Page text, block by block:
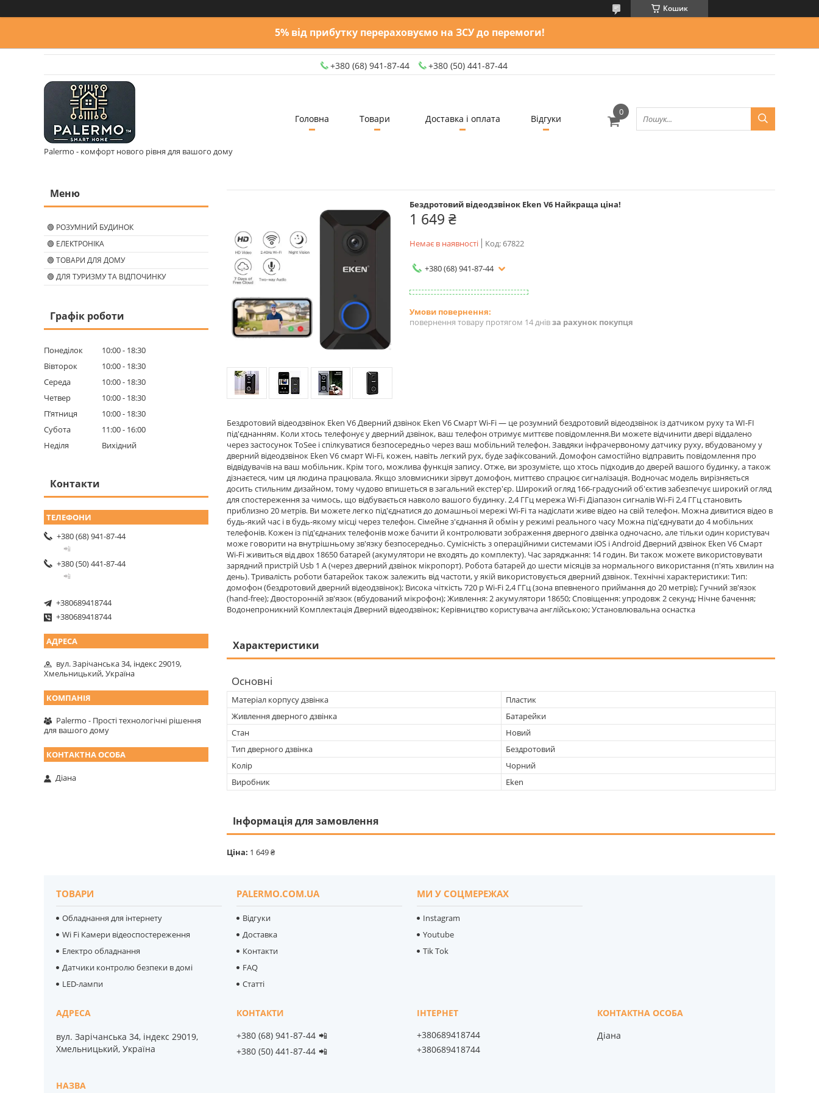
Кошик
5% від прибутку перераховуємо на ЗСУ до перемоги!
+380 (68) 941-87-44 +380 (50) 441-87-44
Palermo - комфорт нового рівня для вашого дому
Головна Товари Доставка і оплата Відгуки
Бездротовий відеодзвінок Eken V6 Найкраща ціна!
1 649 ₴
Немає в наявності Код:67822
+380 (68) 941-87-44
повернення товару протягом 14 днівза рахунок покупця
Бездротовий відеодзвінок Eken V6 Дверний дзвінок Eken V6 Смарт Wi-Fi — це розумний бездротовий відеодзвінок із датчиком руху та WI-FI
під'єднанням. Коли хтось телефонує у дверний дзвінок, ваш телефон отримує миттєве повідомлення.Ви можете відчинити двері віддалено
через застосунок ToSee і спілкуватися безпосередньо через ваш мобільний телефон. Завдяки інфрачервоному датчику руху, вбудованому у
дверний відеодзвінок Eken V6 смарт Wi-Fi, кожен, навіть легкий рух, буде зафіксований. Домофон самостійно відправить повідомлення про
відвідувачів на ваш мобільник. Крім того, можлива функція запису. Отже, ви зрозумієте, що хтось підходив до дверей вашого будинку, а також
дізнаєтеся, чим ця людина працювала. Якщо зловмисники зірвут домофон, миттєво спрацює сигналізація. Водночас модель вирізняється
досить стильним дизайном, тому чудово впишеться в загальний екстер'єр. Широкий огляд 166-градусний об'єктив забезпечує широкий огляд
для спостереження за чимось, що відбувається навколо вашого будинку. 2,4 ГГц мережа Wi-Fi Діапазон сигналів Wi-Fi 2,4 ГГц становить
приблизно 20 метрів. Ви можете легко під'єднатися до домашньої мережі Wi-Fi та надіслати живе відео на свій телефон. Можна дивитися відео в
будь-який час і в будь-якому місці через телефон. Сімейне з'єднання й обмін у режимі реального часу Можна під'єднувати до 4 мобільних
телефонів. Кожен із під'єднаних телефонів може бачити й контролювати зображення дверного дзвінка одночасно, але тільки один користувач
може говорити на внутрішньому зв'язку безпосередньо. Сумісність з операційними системами iOS і Android Дверний дзвінок Eken V6 Смарт
Wi-Fi живиться від двох 18650 батарей (акумулятори не входять до комплекту). Час заряджання: 14 годин. Ви також можете використовувати
зарядний пристрій Usb 1 А (через дверний дзвінок мікропорт). Робота батарей до шести місяців за нормального використання (п'ять хвилин на
день). Тривалість роботи батарейок також залежить від частоти, у якій використовується дверний дзвінок. Технічні характеристики: Тип:
домофон (бездротовий дверний відеодзвінок); Висока чіткість 720 p Wi-Fi 2,4 ГГц (зона впевненого приймання до 20 метрів); Гучний зв'язок
(hand-free); Двосторонній зв'язок (вбудований мікрофон); Живлення: 2 акумулятори 18650; Сповіщення: упродовж 2 секунд; Нічне бачення;
Водонепроникний Комплектація Дверний відеодзвінок; Керівництво користувача англійською; Установлювальна оснастка
Характеристики
Основні
Матеріал корпусу дзвінка
Пластик
Живлення дверного дзвінка
Батарейки
Стан
Новий
Тип дверного дзвінка
Бездротовий
Колір
Чорний
Виробник
Eken
Інформація для замовлення
Ціна: 1 649 ₴
🟢 РОЗУМНИЙ БУДИНОК
🟢 ЕЛЕКТРОНІКА
🟢 ТОВАРИ ДЛЯ ДОМУ
🟢 ДЛЯ ТУРИЗМУ ТА ВІДПОЧИНКУ
Графік роботи
Понеділок 10:00
18:30
Вівторок
10:00
18:30
Середа
10:00
18:30
Четвер
10:00
18:30
Пʼятниця
10:00
18:30
Субота
11:00
16:00
Неділя
Вихідний
Контакти
+380 (68) 941-87-44
📲
+380 (50) 441-87-44
📲
+380689418744
+380689418744
вул. Зарічанська 34, індекс 29019,
Хмельницький, Україна
Palermo - Прості технологічні рішення
для вашого дому
Діана
ТОВАРИ
Обладнання для інтернету
Wi Fi Камери відеоспостереження
Електро обладнання
Датчики контролю безпеки в домі
LED-лампи
PALERMO.COM.UA
Відгуки
Доставка
Контакти
FAQ
Статті
МИ У СОЦМЕРЕЖАХ
Instagram
Youtube
Tik Tok
вул. Зарічанська 34, індекс 29019,
Хмельницький, Україна
+380 (68) 941-87-44 📲
+380 (50) 441-87-44 📲
+380689418744
+380689418744
Діана